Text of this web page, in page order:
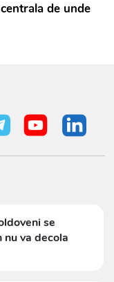
de unde
se
va decola